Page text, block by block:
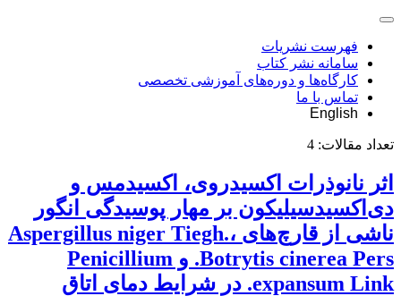
فهرست نشریات
سامانه نشر کتاب
کارگاه‌ها و دوره‌های آموزشی تخصصی
تماس با ما
English
تعداد مقالات: 4
اثر نانوذرات اکسیدروی، اکسیدمس و
دی‌اکسیدسیلیکون بر مهار پوسیدگی انگور
ناشی از قارچ‌های Aspergillus niger Tiegh.،
Botrytis cinerea Pers. و Penicillium
expansum Link. در شرایط دمای اتاق